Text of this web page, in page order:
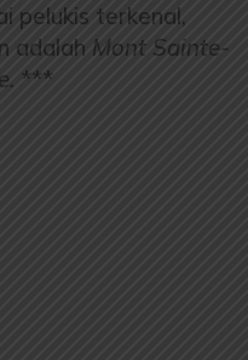
pelukis terkenal,
adalah Mont Sainte-
***